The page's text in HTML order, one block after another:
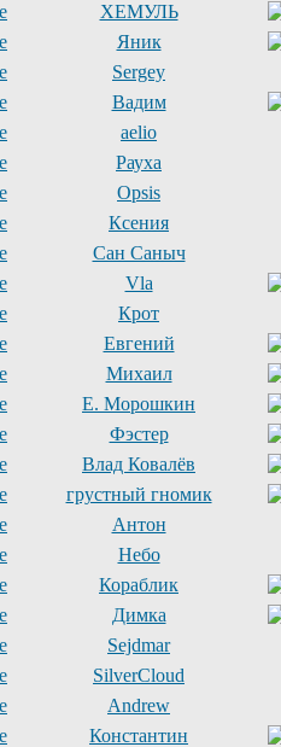
ХЕМУЛЬ
Яник
Sergey
Вадим
aelio
Рауха
Opsis
Ксения
Сан Саныч
Vla
Крот
Евгений
Михаил
Е. Морошкин
Фэстер
Влад Ковалёв
грустный гномик
Антон
Небо
Кораблик
Димка
Sejdmar
SilverCloud
Andrew
Константин